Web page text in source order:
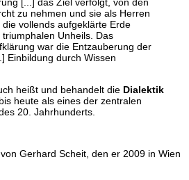
zu nehmen und sie als Herren
vollends aufgeklärte Erde
Unheils. Das
war die Entzauberung der
Einbildung durch Wissen
heißt und behandelt die Dialektik
bis heute als eines der zentralen
20. Jahrhunderts.
Gerhard Scheit, den er 2009 in Wien